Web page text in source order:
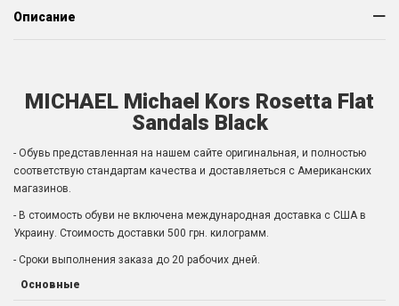
Описание
MICHAEL Michael Kors Rosetta Flat
Sandals Black
- Обувь представленная на нашем сайте оригинальная, и полностью
соответствую стандартам качества и доставляеться с Американских
магазинов.
- В стоимость обуви не включена международная доставка с США в
Украину. Стоимость доставки 500 грн. килограмм.
- Сроки выполнения заказа до 20 рабочих дней.
Основные